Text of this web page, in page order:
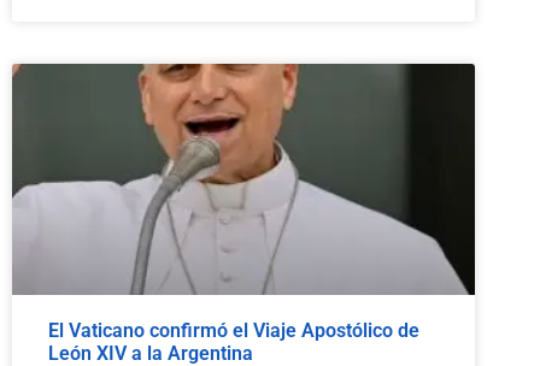
El Vaticano confirmó el Viaje Apostólico de
León XIV a la Argentina